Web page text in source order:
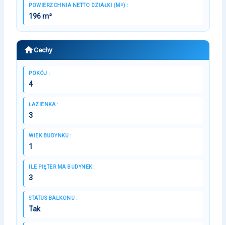
POWIERZCHNIA NETTO DZIAŁKI (M²) :
196 m²
Cechy
POKÓJ :
4
ŁAZIENKA :
3
WIEK BUDYNKU :
1
ILE PIĘTER MA BUDYNEK :
3
STATUS BALKONU :
Tak